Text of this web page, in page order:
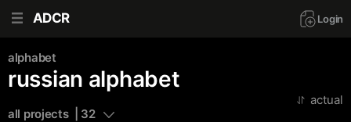
ADCR Login
alphabet
russian alphabet
all projects  | 32
actual